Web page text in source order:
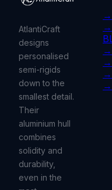
AtlantiCraft
designs
personalised
semi-rigids
down to the
smallest detail.
Their
aluminium hull
combines
solidity and
durability,
even in the
→
→
→
→
→
→